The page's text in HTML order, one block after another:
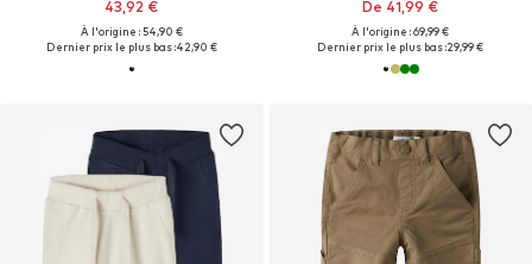
43,92 €
À l'origine : 54,90 €
Dernier prix le plus bas :42,90 €
De 41,99 €
À l'origine : 69,99 €
Dernier prix le plus bas :29,99 €